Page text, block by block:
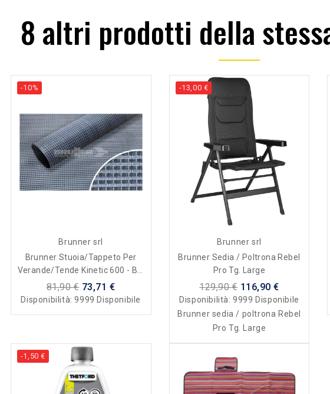
8 altri prodotti della
-10%
Brunner srl
Brunner Stuoia/tappeto Per
Verande/tende Kinetic 600 - Blu
C59 - Con Borsa
81,90 € 73,71 €
Disponibilità:9999 Disponibile
-13,00 €
Brunner srl
Brunner Sedia / Poltrona Rebel
Pro Tg. Large
129,90 € 116,90 €
Disponibilità:9999 Disponibile
Brunner sedia / poltrona Rebel
Pro Tg. Large
-1,50 €